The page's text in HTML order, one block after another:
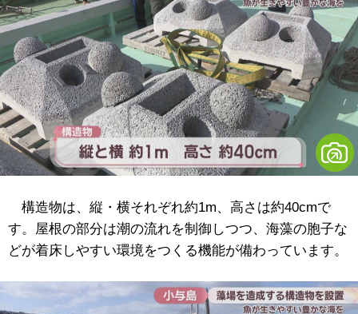
構造物は、縦・横それぞれ約1m、高さは約40cmで
す。屋根の部分は潮の流れを制御しつつ、海藻の胞子な
どが着床しやすい環境をつくる機能が備わっています。